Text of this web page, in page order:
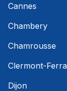
Cannes
Chambery
Chamrousse
Clermont-
Dijon